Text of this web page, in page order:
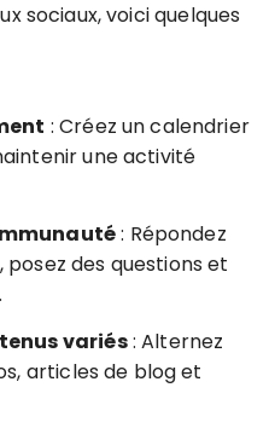
sociaux, voici quelques
: Créez un calendrier
une activité
: Répondez
des questions et
variés: Alternez
articles de blog et